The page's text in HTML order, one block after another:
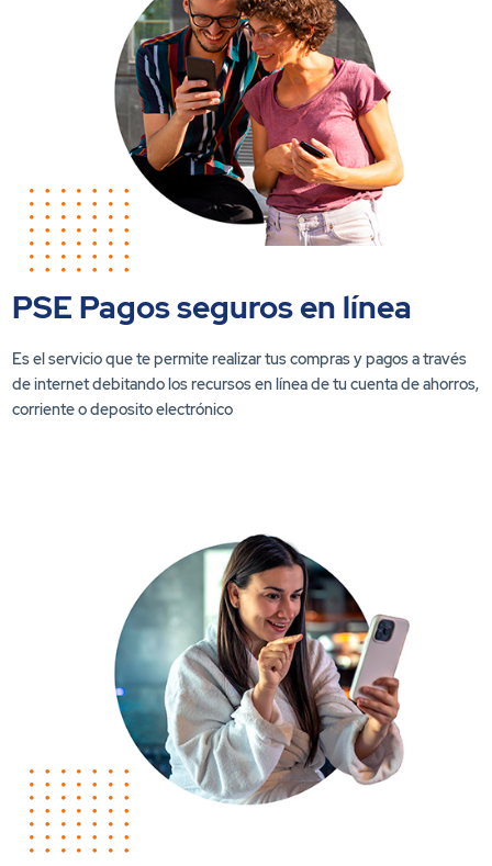
PSE Pagos seguros en línea
Es el servicio que te permite realizar tus compras y pagos a través
de internet debitando los recursos en línea de tu cuenta de ahorros,
corriente o deposito electrónico